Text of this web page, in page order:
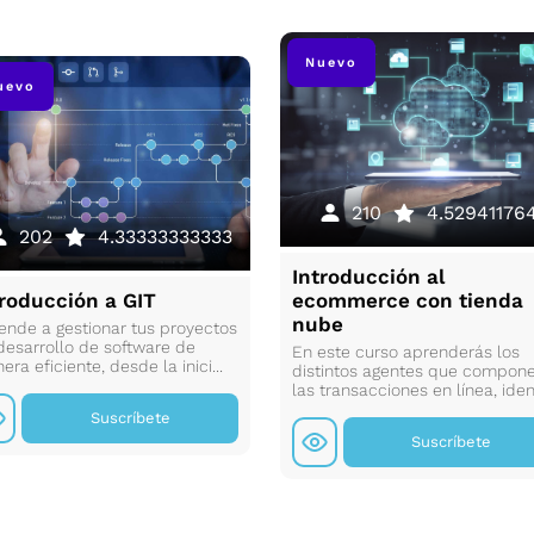
202 4.33333333333
a GIT
a gestionar tus proyectos
de software de
eficiente, desde la inici...
Suscríbete
Nuevo
210
Introducción al
ecommerce con tienda
nube
En este curso aprenderás los
distintos agentes que
las transacciones en línea,
Suscríbete